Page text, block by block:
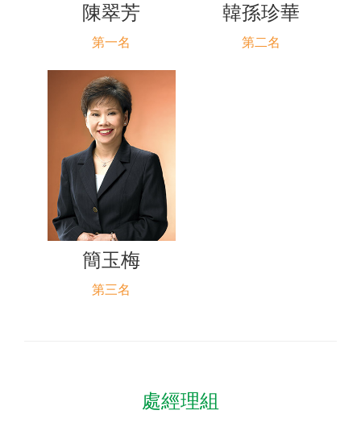
陳翠芳
第一名
韓孫珍華
第二名
簡玉梅
第三名
處經理組